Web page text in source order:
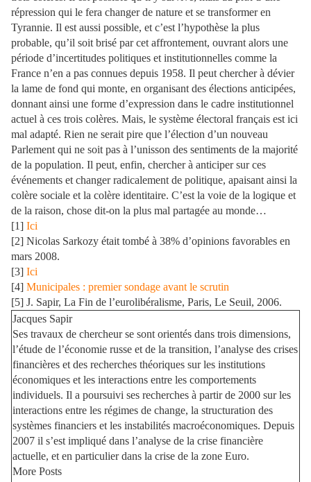
répression qui le fera changer de nature et se transformer en
Tyrannie. Il est aussi possible, et c’est l’hypothèse la plus
probable, qu’il soit brisé par cet affrontement, ouvrant alors une
période d’incertitudes politiques et institutionnelles comme la
France n’en a pas connues depuis 1958. Il peut chercher à dévier
la lame de fond qui monte, en organisant des élections anticipées,
donnant ainsi une forme d’expression dans le cadre institutionnel
actuel à ces trois colères. Mais, le système électoral français est ici
mal adapté. Rien ne serait pire que l’élection d’un nouveau
Parlement qui ne soit pas à l’unisson des sentiments de la majorité
de la population. Il peut, enfin, chercher à anticiper sur ces
événements et changer radicalement de politique, apaisant ainsi la
colère sociale et la colère identitaire. C’est la voie de la logique et
de la raison, chose dit-on la plus mal partagée au monde…
[1] Ici
[2] Nicolas Sarkozy était tombé à 38% d’opinions favorables en
mars 2008.
[3] Ici
[4] Municipales : premier sondage avant le scrutin
[5] J. Sapir, La Fin de l’eurolibéralisme, Paris, Le Seuil, 2006.
Jacques Sapir
Ses travaux de chercheur se sont orientés dans trois dimensions,
l’étude de l’économie russe et de la transition, l’analyse des crises
financières et des recherches théoriques sur les institutions
économiques et les interactions entre les comportements
individuels. Il a poursuivi ses recherches à partir de 2000 sur les
interactions entre les régimes de change, la structuration des
systèmes financiers et les instabilités macroéconomiques. Depuis
2007 il s’est impliqué dans l’analyse de la crise financière
actuelle, et en particulier dans la crise de la zone Euro.
More Posts